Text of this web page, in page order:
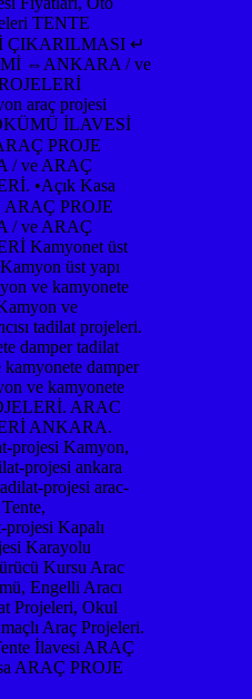
TENTE
ÇIKARILMASI ↵
⇔ANKARA / ve
araç projesi
İLAVESİ
PROJE
ve ARAÇ
•Açık Kasa
ARAÇ PROJE
ve ARAÇ
Kamyonet üst
üst yapı
ve kamyonete
ve
tadilat projeleri.
damper tadilat
damper
ve kamyonete
ARAC
ANKARA.
projesi Kamyon,
projesi ankara
projesi arac-
Kapalı
Karayolu
Kursu Arac
Engelli Aracı
Projeleri, Okul
Araç Projeleri.
İlavesi ARAÇ
ARAÇ PROJE